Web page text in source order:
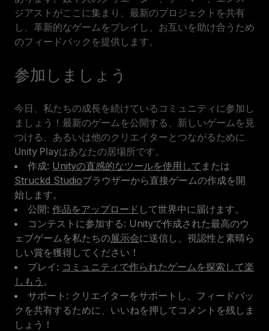
ジアストがここに集まり、最新のプロジェクトを共有
し、革新的なゲームをプレイし、お互いを助け合うため
のフィードバックを提供します。
参加しましょう
今日、私たちの成長を続けているコミュニティに参加し
ましょう！最新のゲームを公開する、新しいゲームを見
つける、あるいは他のクリエイターとつながるために
Unity Playはあなたの居場所です。
作成: Unityの直感的なツールを使用して または
Struckd Studioブラウザーから直接ゲームの作成を開
始します。
公開: 作品をアップロード して世界中に届けます。
コンテストに参加する: Unityで作成された最高のウ
ェブゲームを私たちの展示会に送信し、視認性と素晴ら
しい賞を獲得してください！
プレイ: コミュニティで作られたゲームを探索して楽
しもう 。
サポート: クリエイターをサポートし、フィードバッ
クを共有するために、いいねを押してコメントを残しま
しょう！